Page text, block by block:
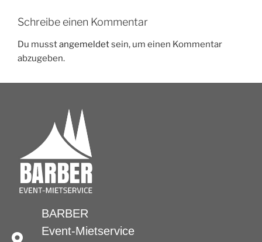
Schreibe einen Kommentar
Du musstangemeldetsein, um einen Kommentar
abzugeben.
BARBER
Event-Mietservice